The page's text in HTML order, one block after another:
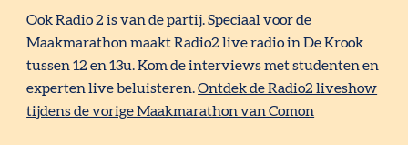
Ook Radio 2 is van de partij. Speciaal voor de
Maakmarathon maakt Radio2 live radio in De Krook
tussen 12 en 13u. Kom de interviews met studenten en
experten live beluisteren.Ontdek de Radio2 liveshow
tijdens de vorige Maakmarathon van Comon